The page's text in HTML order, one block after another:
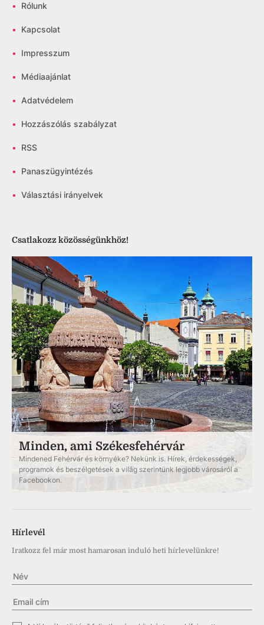
• Rólunk
• Kapcsolat
• Impresszum
• Médiaajánlat
• Adatvédelem
• Hozzászólás szabályzat
• RSS
• Panaszügyintézés
• Választási irányelvek
Csatlakozz közösségünkhöz!
Minden, ami Székesfehérvár
Mindened Fehérvár és környéke? Nekünk is. Hírek, érdekességek,
programok és beszélgetések a világ szerintünk legjobb városáról a
Facebookon.
Hírlevél
Iratkozz fel már most hamarosan induló heti hírlevelünkre!